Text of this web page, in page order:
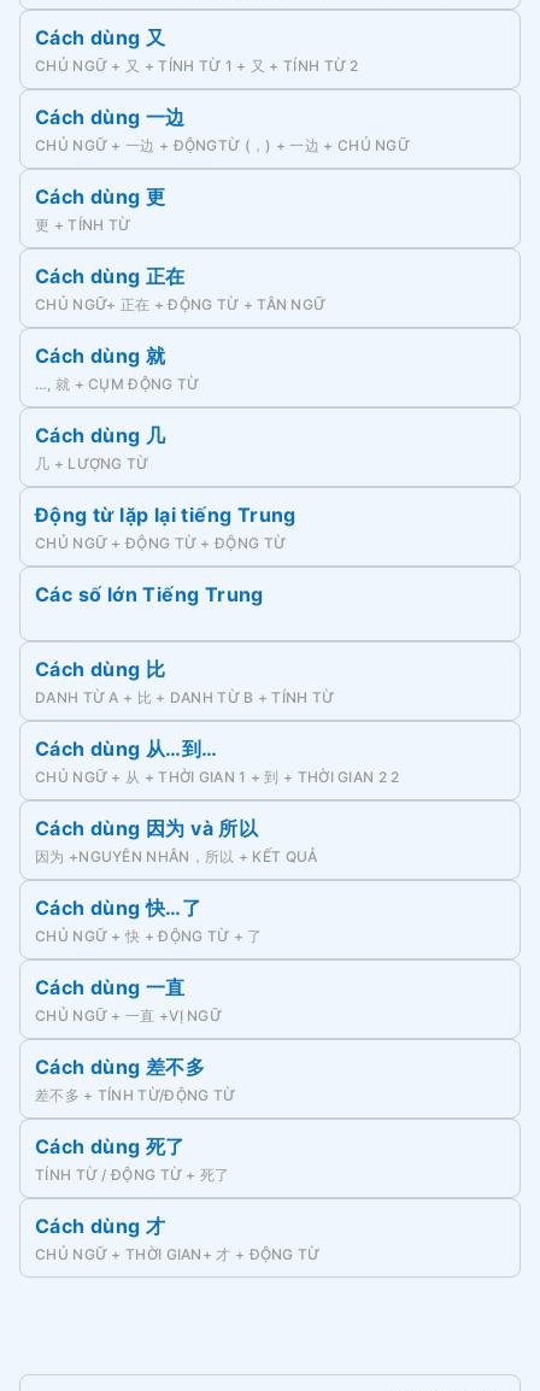
Cách dùng 又
CHỦ NGỮ + 又 + TÍNH TỪ 1 + 又 + TÍNH TỪ 2
Cách dùng 一边
CHỦ NGỮ + 一边 + ĐỘNGTỪ (，) + 一边 + CHỦ NGỮ
Cách dùng 更
更 + TÍNH TỪ
Cách dùng 正在
CHỦ NGỮ+ 正在 + ĐỘNG TỪ + TÂN NGỮ
Cách dùng 就
…, 就 + CỤM ĐỘNG TỪ
Cách dùng 几
几 + LƯỢNG TỪ
Động từ lặp lại tiếng Trung
CHỦ NGỮ + ĐỘNG TỪ + ĐỘNG TỪ
Các số lớn Tiếng Trung
Cách dùng 比
DANH TỪ A + 比 + DANH TỪ B + TÍNH TỪ
Cách dùng 从…到…
CHỦ NGỮ + 从 + THỜI GIAN 1 + 到 + THỜI GIAN 2 2
Cách dùng 因为 và 所以
因为 +NGUYÊN NHÂN，所以 + KẾT QUẢ
Cách dùng 快…了
CHỦ NGỮ + 快 + ĐỘNG TỪ + 了
Cách dùng 一直
CHỦ NGỮ + 一直 +VỊ NGỮ
Cách dùng 差不多
差不多 + TÍNH TỪ/ĐỘNG TỪ
Cách dùng 死了
TÍNH TỪ / ĐỘNG TỪ + 死了
Cách dùng 才
CHỦ NGỮ + THỜI GIAN+ 才 + ĐỘNG TỪ